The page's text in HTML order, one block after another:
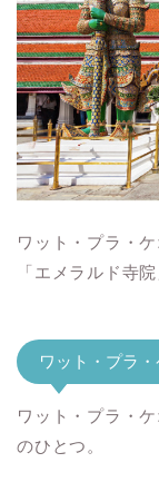
ワット・プラ・
「エメラルド寺
ワット・プラ
ワット・プラ・
のひとつ。